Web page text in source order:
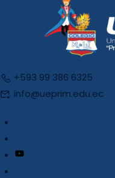
+593 99 386 6325
info@ueprim.edu.ec